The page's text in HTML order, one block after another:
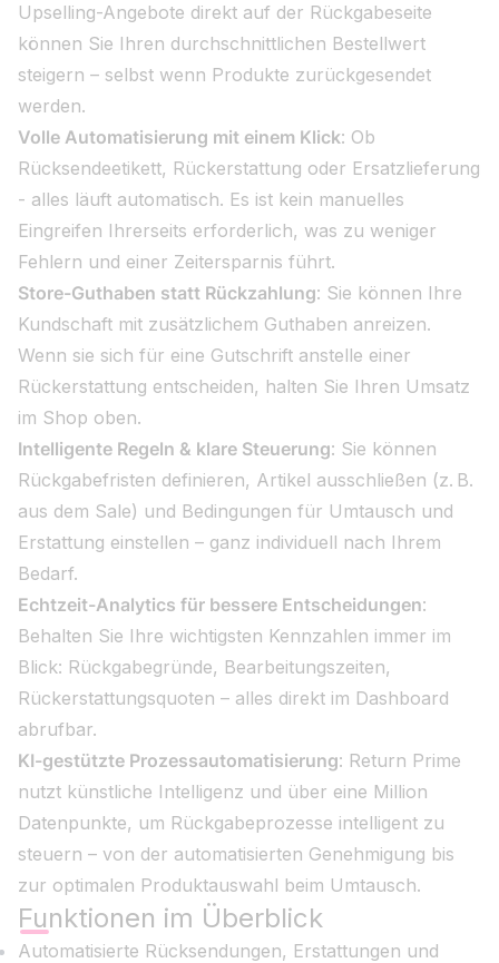
Upselling-Angebote direkt auf der Rückgabeseite
können Sie Ihren durchschnittlichen Bestellwert
steigern – selbst wenn Produkte zurückgesendet
werden.
Volle Automatisierung mit einem Klick: Ob
Rücksendeetikett, Rückerstattung oder Ersatzlieferung
- alles läuft automatisch. Es ist kein manuelles
Eingreifen Ihrerseits erforderlich, was zu weniger
Fehlern und einer Zeitersparnis führt.
Store-Guthaben statt Rückzahlung: Sie können Ihre
Kundschaft mit zusätzlichem Guthaben anreizen.
Wenn sie sich für eine Gutschrift anstelle einer
Rückerstattung entscheiden, halten Sie Ihren Umsatz
im Shop oben.
Intelligente Regeln & klare Steuerung: Sie können
Rückgabefristen definieren, Artikel ausschließen (z. B.
aus dem Sale) und Bedingungen für Umtausch und
Erstattung einstellen – ganz individuell nach Ihrem
Bedarf.
Echtzeit-Analytics für bessere Entscheidungen:
Behalten Sie Ihre wichtigsten Kennzahlen immer im
Blick: Rückgabegründe, Bearbeitungszeiten,
Rückerstattungsquoten – alles direkt im Dashboard
abrufbar.
KI-gestützte Prozessautomatisierung: Return Prime
nutzt künstliche Intelligenz und über eine Million
Datenpunkte, um Rückgabeprozesse intelligent zu
steuern – von der automatisierten Genehmigung bis
zur optimalen Produktauswahl beim Umtausch.
Funktionen im Überblick
Automatisierte Rücksendungen, Erstattungen und